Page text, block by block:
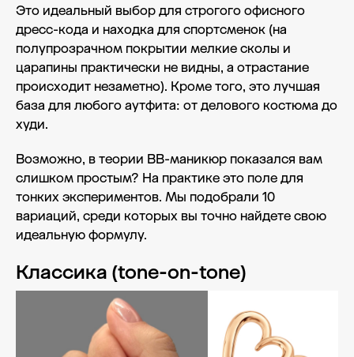
Это идеальный выбор для строгого офисного
дресс-кода и находка для спортсменок (на
полупрозрачном покрытии мелкие сколы и
царапины практически не видны, а отрастание
происходит незаметно). Кроме того, это лучшая
база для любого аутфита: от делового костюма до
худи.
Возможно, в теории BB-маникюр показался вам
слишком простым? На практике это поле для
тонких экспериментов. Мы подобрали 10
вариаций, среди которых вы точно найдете свою
идеальную формулу.
Классика (tone-on-tone)